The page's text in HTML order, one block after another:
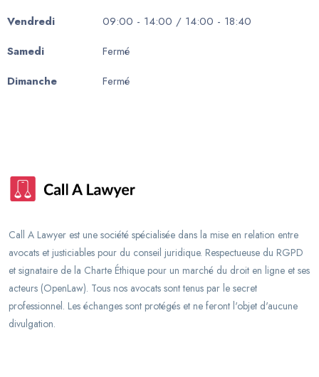
Vendredi
09:00 - 14:00 / 14:00 - 18:40
Samedi
Fermé
Dimanche
Fermé
Call A Lawyer est une société spécialisée dans la mise en relation entre
avocats et justiciables pour du conseil juridique. Respectueuse du RGPD
et signataire de la Charte Éthique pour un marché du droit en ligne et ses
acteurs (OpenLaw). Tous nos avocats sont tenus par le secret
professionnel. Les échanges sont protégés et ne feront l'objet d'aucune
divulgation.